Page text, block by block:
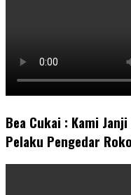
Bea Cukai : Kami
Pelaku Pengedar